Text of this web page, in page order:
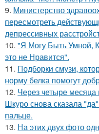
9. Министерство
пересмотреть
депрессивных
10. "Я Могу Быть Умной,
это не Нравится".
11. Подборки смузи,
норму белка помогут
12. Через четыре месяца
Шкуро снова сказала
пальце.
13. На этих двух фото